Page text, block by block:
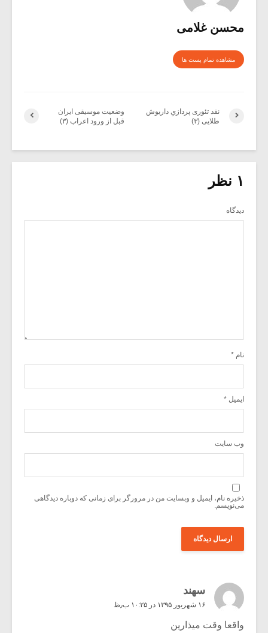
محسن غلامی
مشاهده تمام پست ها
وضعیت موسیقی ایران
قبل از ورود اعراب (۳)
نقد تئوری پردازیِ داریوش
طلایی (۳)
۱ نظر
دیدگاه
نام *
ایمیل *
وب‌ سایت
ذخیره نام، ایمیل و وبسایت من در مرورگر برای زمانی که دوباره دیدگاهی
می‌نویسم.
سهند
۱۶ شهریور ۱۳۹۵ در ۱۰:۲۵ ب٫ظ
واقعا وقت میذارین